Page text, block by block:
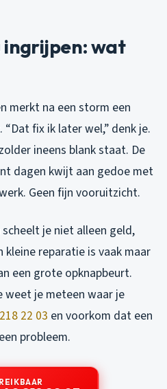
ingrijpen: wat
merkt na een storm een
fix ik later wel,” denk je.
ineens blank staat. De
dagen kwijt aan gedoe met
Geen fijn vooruitzicht.
je niet alleen geld,
kleine reparatie is vaak maar
een grote opknapbeurt.
weet je meteen waar je
22 03 en voorkom dat een
probleem.